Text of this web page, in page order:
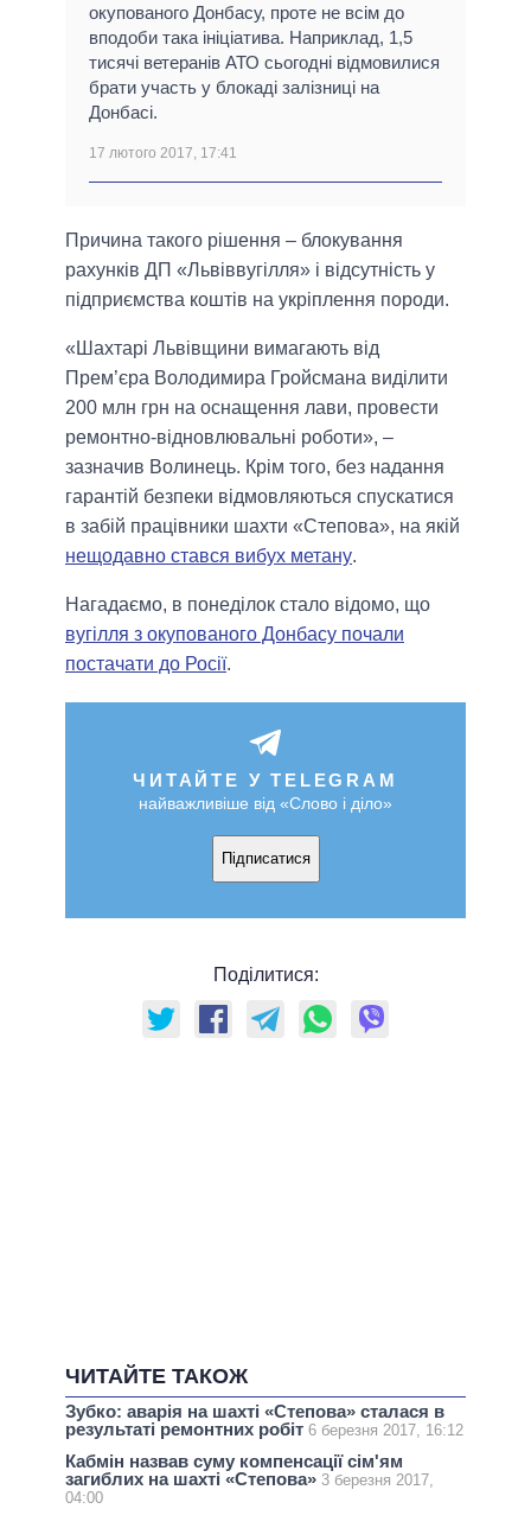
окупованого Донбасу, проте не всім до
вподоби така ініціатива. Наприклад, 1,5
тисячі ветеранів АТО сьогодні відмовилися
брати участь у блокаді залізниці на
Донбасі.
17 лютого 2017, 17:41
Причина такого рішення – блокування
рахунків ДП «Львіввугілля» і відсутність у
підприємства коштів на укріплення породи.
«Шахтарі Львівщини вимагають від
Прем’єра Володимира Гройсмана виділити
200 млн грн на оснащення лави, провести
ремонтно-відновлювальні роботи», –
зазначив Волинець. Крім того, без надання
гарантій безпеки відмовляються спускатися
в забій працівники шахти «Степова», на якій
нещодавно стався вибух метану.
Нагадаємо, в понеділок стало відомо, що
вугілля з окупованого Донбасу почали
постачати до Росії.
ЧИТАЙТЕ У TELEGRAM
найважливіше від «Слово і діло»
Підписатися
Поділитися:
ЧИТАЙТЕ ТАКОЖ
Зубко: аварія на шахті «Степова» сталася в
результаті ремонтних робіт 6 березня 2017, 16:12
Кабмін назвав суму компенсації сім'ям
загиблих на шахті «Степова» 3 березня 2017,
04:00